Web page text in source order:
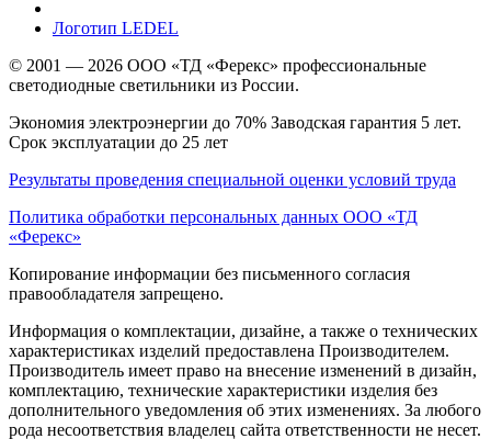
Логотип LEDEL
© 2001 — 2026 ООО «ТД «Ферекс» профессиональные
светодиодные светильники из России.
Экономия электроэнергии до 70% Заводская гарантия 5 лет.
Срок эксплуатации до 25 лет
Результаты проведения специальной оценки условий труда
Политика обработки персональных данных ООО «ТД
«Ферекс»
Копирование информации без письменного согласия
правообладателя запрещено.
Информация о комплектации, дизайне, а также о технических
характеристиках изделий предоставлена Производителем.
Производитель имеет право на внесение изменений в дизайн,
комплектацию, технические характеристики изделия без
дополнительного уведомления об этих изменениях. За любого
рода несоответствия владелец сайта ответственности не несет.